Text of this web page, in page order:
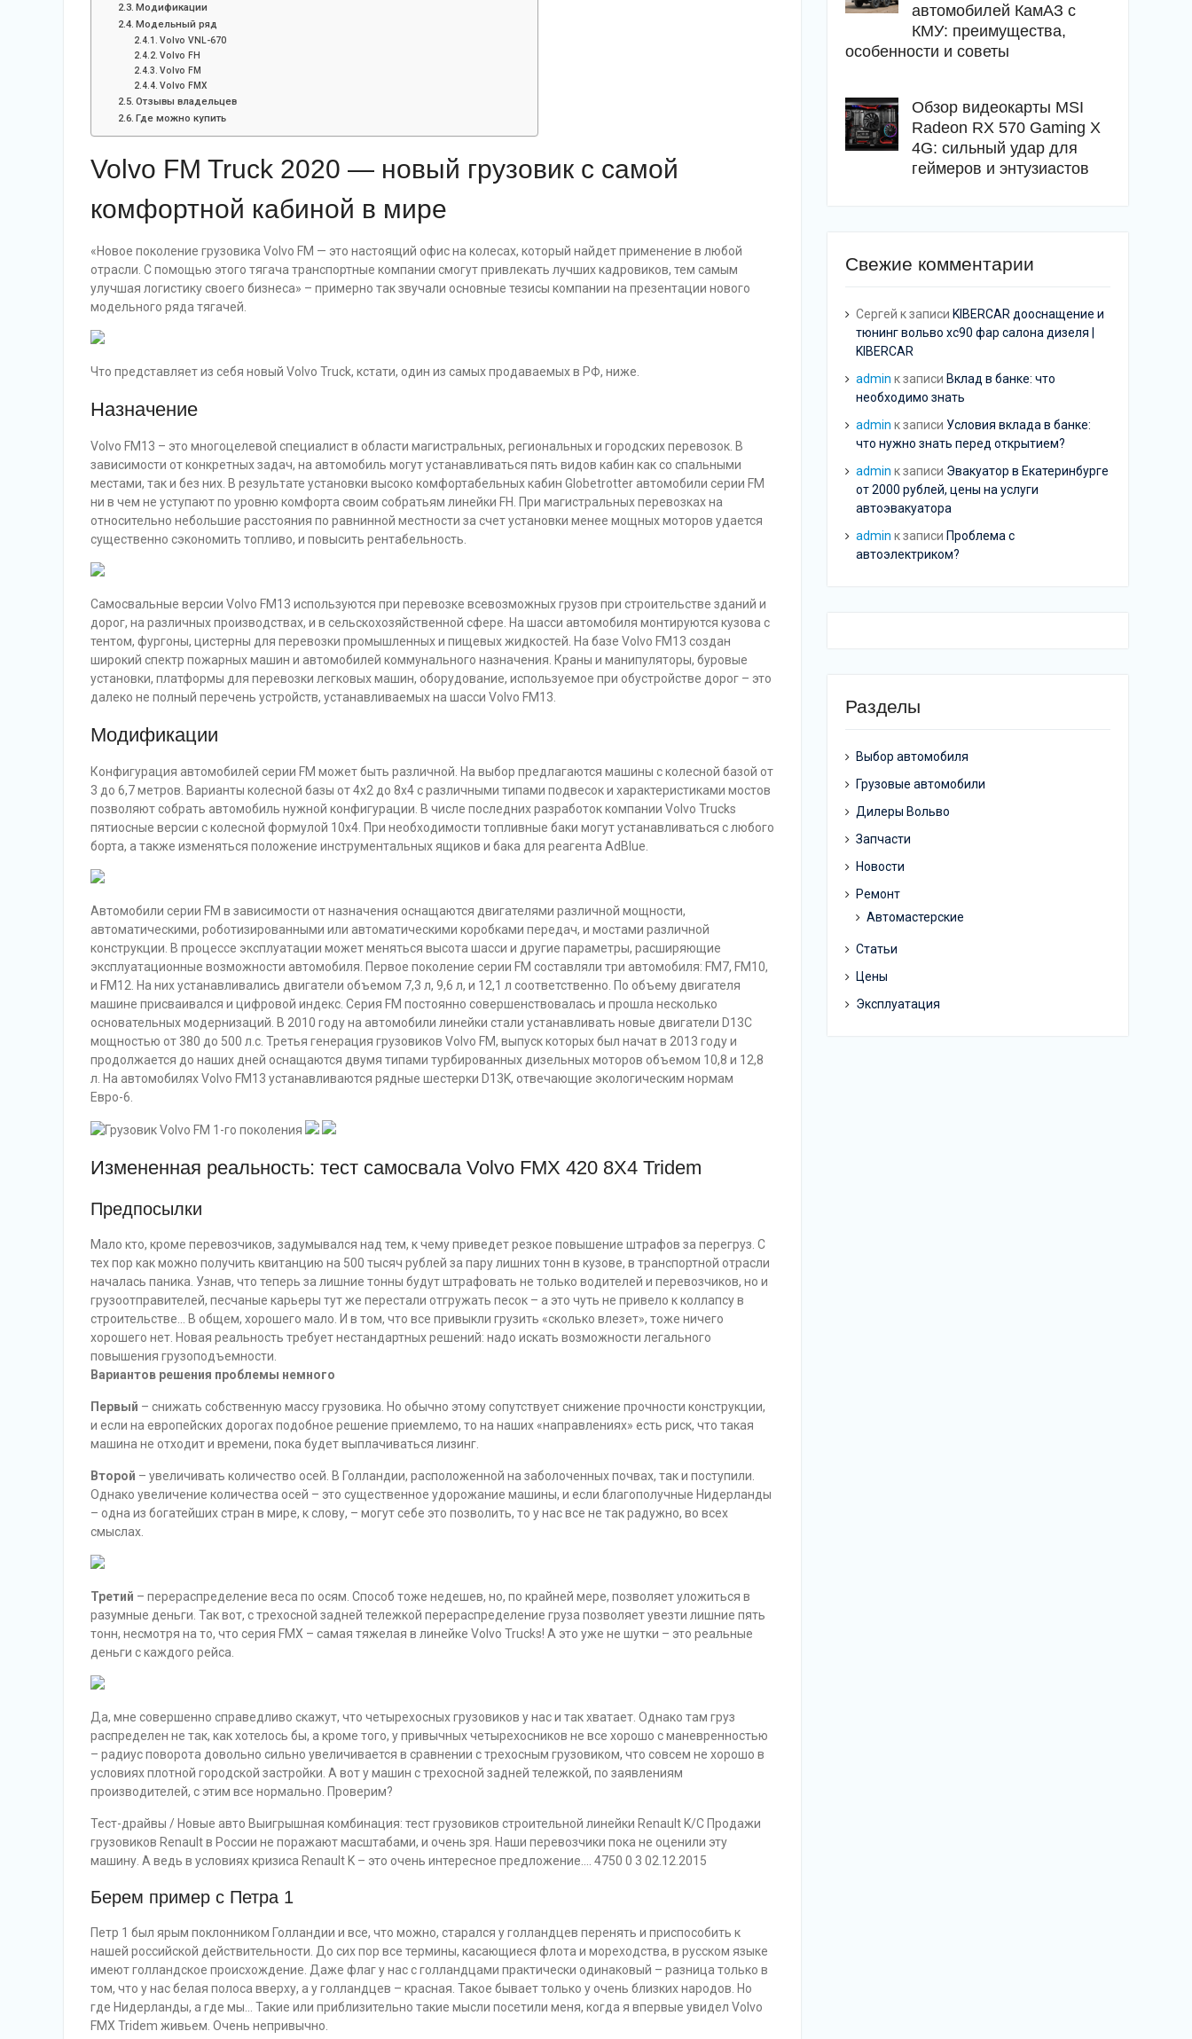
Модификации
Модельный ряд
Volvo VNL-670
Volvo FH
Volvo FM
Volvo FMX
Отзывы владельцев
Где можно купить
Volvo FM Truck 2020 — новый грузовик с самой
комфортной кабиной в мире
«Новое поколение грузовика Volvo FM — это настоящий офис на колесах, который найдет применение в любой
отрасли. С помощью этого тягача транспортные компании смогут привлекать лучших кадровиков, тем самым
улучшая логистику своего бизнеса» – примерно так звучали основные тезисы компании на презентации нового
модельного ряда тягачей.
Что представляет из себя новый Volvo Truck, кстати, один из самых продаваемых в РФ, ниже.
Назначение
Volvo FM13 – это многоцелевой специалист в области магистральных, региональных и городских перевозок. В
зависимости от конкретных задач, на автомобиль могут устанавливаться пять видов кабин как со спальными
местами, так и без них. В результате установки высоко комфортабельных кабин Globetrotter автомобили серии FM
ни в чем не уступают по уровню комфорта своим собратьям линейки FH. При магистральных перевозках на
относительно небольшие расстояния по равнинной местности за счет установки менее мощных моторов удается
существенно сэкономить топливо, и повысить рентабельность.
Самосвальные версии Volvo FM13 используются при перевозке всевозможных грузов при строительстве зданий и
дорог, на различных производствах, и в сельскохозяйственной сфере. На шасси автомобиля монтируются кузова с
тентом, фургоны, цистерны для перевозки промышленных и пищевых жидкостей. На базе Volvo FM13 создан
широкий спектр пожарных машин и автомобилей коммунального назначения. Краны и манипуляторы, буровые
установки, платформы для перевозки легковых машин, оборудование, используемое при обустройстве дорог – это
далеко не полный перечень устройств, устанавливаемых на шасси Volvo FM13.
Модификации
Конфигурация автомобилей серии FM может быть различной. На выбор предлагаются машины с колесной базой от
3 до 6,7 метров. Варианты колесной базы от 4х2 до 8х4 с различными типами подвесок и характеристиками мостов
позволяют собрать автомобиль нужной конфигурации. В числе последних разработок компании Volvo Trucks
пятиосные версии с колесной формулой 10х4. При необходимости топливные баки могут устанавливаться с любого
борта, а также изменяться положение инструментальных ящиков и бака для реагента AdBlue.
Автомобили серии FM в зависимости от назначения оснащаются двигателями различной мощности,
автоматическими, роботизированными или автоматическими коробками передач, и мостами различной
конструкции. В процессе эксплуатации может меняться высота шасси и другие параметры, расширяющие
эксплуатационные возможности автомобиля. Первое поколение серии FM составляли три автомобиля: FM7, FM10,
и FM12. На них устанавливались двигатели объемом 7,3 л, 9,6 л, и 12,1 л соответственно. По объему двигателя
машине присваивался и цифровой индекс. Серия FM постоянно совершенствовалась и прошла несколько
основательных модернизаций. В 2010 году на автомобили линейки стали устанавливать новые двигатели D13C
мощностью от 380 до 500 л.с. Третья генерация грузовиков Volvo FM, выпуск которых был начат в 2013 году и
продолжается до наших дней оснащаются двумя типами турбированных дизельных моторов объемом 10,8 и 12,8
л. На автомобилях Volvo FM13 устанавливаются рядные шестерки D13K, отвечающие экологическим нормам
Евро-6.
Измененная реальность: тест самосвала Volvo FMX 420 8Х4 Tridem
Предпосылки
Мало кто, кроме перевозчиков, задумывался над тем, к чему приведет резкое повышение штрафов за перегруз. С
тех пор как можно получить квитанцию на 500 тысяч рублей за пару лишних тонн в кузове, в транспортной отрасли
началась паника. Узнав, что теперь за лишние тонны будут штрафовать не только водителей и перевозчиков, но и
грузоотправителей, песчаные карьеры тут же перестали отгружать песок – а это чуть не привело к коллапсу в
строительстве… В общем, хорошего мало. И в том, что все привыкли грузить «сколько влезет», тоже ничего
хорошего нет. Новая реальность требует нестандартных решений: надо искать возможности легального
повышения грузоподъемности.
Вариантов решения проблемы немного
Первый – снижать собственную массу грузовика. Но обычно этому сопутствует снижение прочности конструкции,
и если на европейских дорогах подобное решение приемлемо, то на наших «направлениях» есть риск, что такая
машина не отходит и времени, пока будет выплачиваться лизинг.
Второй – увеличивать количество осей. В Голландии, расположенной на заболоченных почвах, так и поступили.
Однако увеличение количества осей – это существенное удорожание машины, и если благополучные Нидерланды
– одна из богатейших стран в мире, к слову, – могут себе это позволить, то у нас все не так радужно, во всех
смыслах.
Третий – перераспределение веса по осям. Способ тоже недешев, но, по крайней мере, позволяет уложиться в
разумные деньги. Так вот, с трехосной задней тележкой перераспределение груза позволяет увезти лишние пять
тонн, несмотря на то, что серия FMX – самая тяжелая в линейке Volvo Trucks! А это уже не шутки – это реальные
деньги с каждого рейса.
Да, мне совершенно справедливо скажут, что четырехосных грузовиков у нас и так хватает. Однако там груз
распределен не так, как хотелось бы, а кроме того, у привычных четырехосников не все хорошо с маневренностью
– радиус поворота довольно сильно увеличивается в сравнении с трехосным грузовиком, что совсем не хорошо в
условиях плотной городской застройки. А вот у машин с трехосной задней тележкой, по заявлениям
производителей, с этим все нормально. Проверим?
Тест-драйвы / Новые авто Выигрышная комбинация: тест грузовиков строительной линейки Renault K/C Продажи
грузовиков Renault в России не поражают масштабами, и очень зря. Наши перевозчики пока не оценили эту
машину. А ведь в условиях кризиса Renault K – это очень интересное предложение…. 4750 0 3 02.12.2015
Берем пример с Петра 1
Петр 1 был ярым поклонником Голландии и все, что можно, старался у голландцев перенять и приспособить к
нашей российской действительности. До сих пор все термины, касающиеся флота и мореходства, в русском языке
имеют голландское происхождение. Даже флаг у нас с голландцами практически одинаковый – разница только в
том, что у нас белая полоса вверху, а у голландцев – красная. Такое бывает только у очень близких народов. Но
где Нидерланды, а где мы… Такие или приблизительно такие мысли посетили меня, когда я впервые увидел Volvo
FMX Tridem живьем. Очень непривычно.
автомобилей КамАЗ с
КМУ: преимущества,
особенности и советы
Обзор видеокарты MSI
Radeon RX 570 Gaming X
4G: сильный удар для
геймеров и энтузиастов
Свежие комментарии
Сергей к записи KIBERCAR дооснащение и
тюнинг вольво хс90 фар салона дизеля |
KIBERCAR
admin к записи Вклад в банке: что
необходимо знать
admin к записи Условия вклада в банке:
что нужно знать перед открытием?
admin к записи Эвакуатор в Екатеринбурге
от 2000 рублей, цены на услуги
автоэвакуатора
admin к записи Проблема с
автоэлектриком?
Разделы
Выбор автомобиля
Грузовые автомобили
Дилеры Вольво
Запчасти
Новости
Ремонт
Автомастерские
Статьи
Цены
Эксплуатация